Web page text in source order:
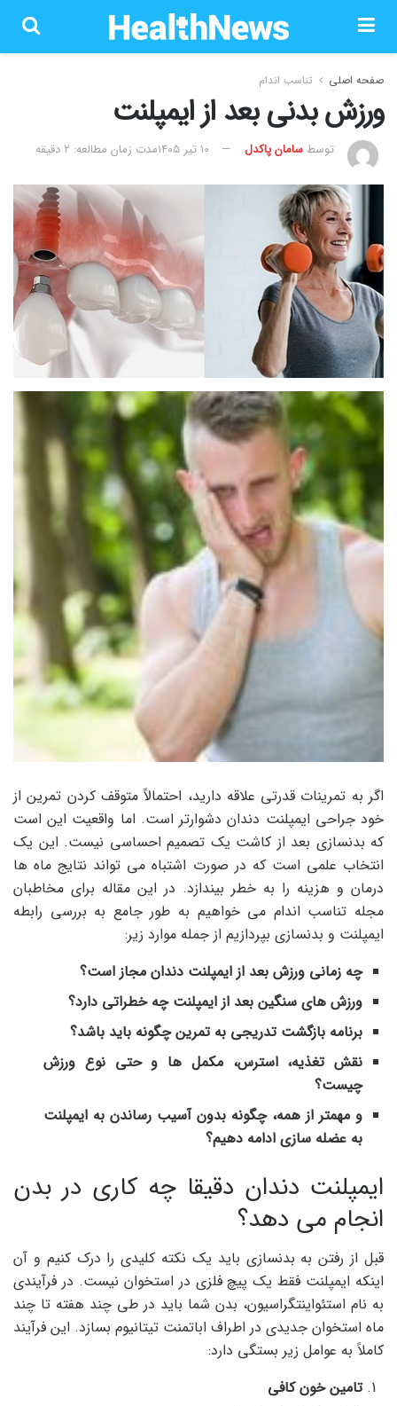
صفحه اصلی تناسب اندام
ورزش بدنی بعد از ایمپلنت
توسطسامان پاکدل ۱۰ تیر ۱۴۰۵ مدت زمان مطالعه: 2 دقیقه
اگر به تمرینات قدرتی علاقه دارید، احتمالاً متوقف کردن تمرین از
خود جراحی ایمپلنت دندان دشوارتر است. اما واقعیت این است
که بدنسازی بعد از کاشت یک تصمیم احساسی نیست. این یک
انتخاب علمی است که در صورت اشتباه می تواند نتایج ماه ها
درمان و هزینه را به خطر بیندازد. در این مقاله برای مخاطبان
مجله تناسب اندام می خواهیم به طور جامع به بررسی رابطه
ایمپلنت و بدنسازی بپردازیم از جمله موارد زیر:
چه زمانی ورزش بعد از ایمپلنت دندان مجاز است؟
ورزش های سنگین بعد از ایمپلنت چه خطراتی دارد؟
برنامه بازگشت تدریجی به تمرین چگونه باید باشد؟
نقش تغذیه، استرس، مکمل ها و حتی نوع ورزش
چیست؟
و مهمتر از همه، چگونه بدون آسیب رساندن به ایمپلنت
به عضله سازی ادامه دهیم؟
ایمپلنت دندان دقیقا چه کاری در بدن
انجام می دهد؟
قبل از رفتن به بدنسازی باید یک نکته کلیدی را درک کنیم و آن
اینکه ایمپلنت فقط یک پیچ فلزی در استخوان نیست. در فرآیندی
به نام استئواینتگراسیون، بدن شما باید در طی چند هفته تا چند
ماه استخوان جدیدی در اطراف اباتمنت تیتانیوم بسازد. این فرآیند
کاملاً به عوامل زیر بستگی دارد:
تامین خون کافی